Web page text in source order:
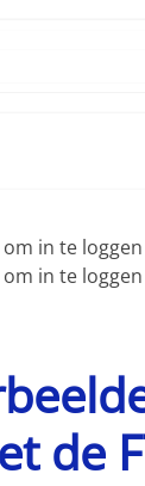
in te
in te
de